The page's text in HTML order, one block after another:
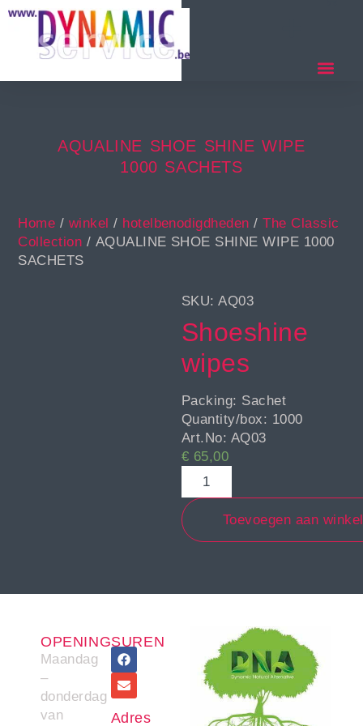
AQUALINE SHOE SHINE WIPE
1000 SACHETS
Home / winkel / hotelbenodigdheden /The Classic
Collection / AQUALINE SHOE SHINE WIPE 1000
SACHETS
SKU: AQ03
Shoeshine
wipes
Packing: Sachet
Quantity/box: 1000
Art.No: AQ03
€ 65,00
Toevoegen aan
OPENINGSUREN
Maandag
–
donderdag
van
Adres